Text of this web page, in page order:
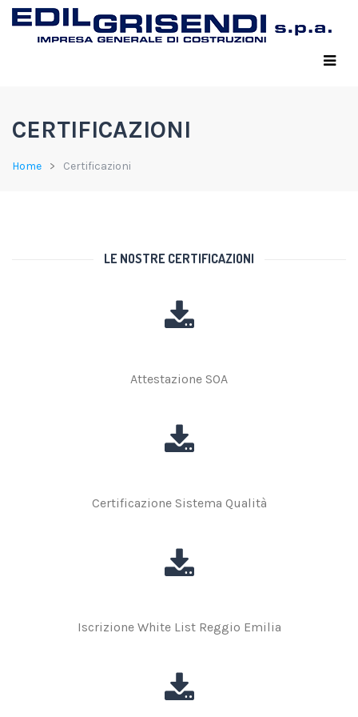
CERTIFICAZIONI
Home Certificazioni
LE NOSTRE CERTIFICAZIONI
Attestazione SOA
Certificazione Sistema Qualità
Iscrizione White List Reggio Emilia